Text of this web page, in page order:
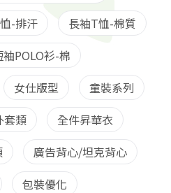
-排汗
長袖T恤-棉質
袖POLO衫-棉
女仕版型
童裝系列
套類
全件昇華衣
廣告背心/坦克背心
包裝優化